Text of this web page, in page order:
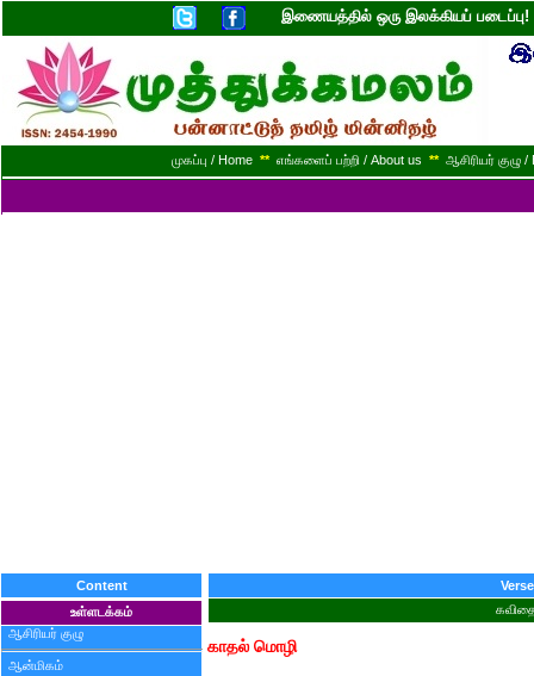
இணையத்தில் ஒரு இலக்கியப்
முகப்பு / Home ** எங்களைப் பற்றி / About us ** ஆசிரியர் குழு
Content
உள்ளடக்கம்
ஆசிரியர் குழு
ஆன்மிகம்
Verse
காதல் மொழி